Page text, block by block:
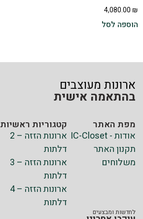
4,080.00 ₪
הוספה לסל
ארונות מעוצבים
בהתאמה אישית
מפת האתר
אודות - IC-Closet
תקנון האתר
משלוחים
קטגוריות ראשיות
ארונות הזזה – 2
דלתות
ארונות הזזה – 3
דלתות
ארונות הזזה – 4
דלתות
לחדשות ומבצעים